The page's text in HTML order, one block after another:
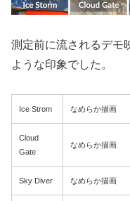
測定前に流されるデモ
ような印象でした。
Ice Strom なめらか描画
Cloud
Gate
なめらか描画
Sky Diver なめらか描画